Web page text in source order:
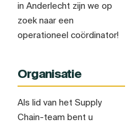
in Anderlecht zijn we op
zoek naar een
operationeel coördinator!
Organisatie
Als lid van het Supply
Chain-team bent u